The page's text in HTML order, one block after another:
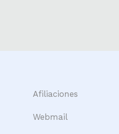
Afiliaciones
Webmail